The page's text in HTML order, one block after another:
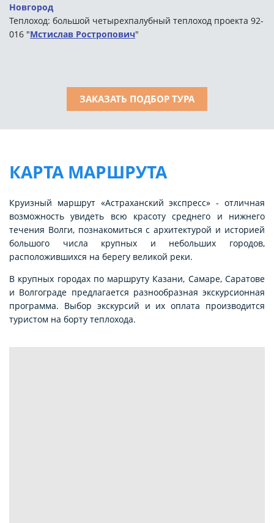
Новгород
Теплоход: большой четырехпалубный теплоход проекта 92-
016 "Мстислав Ростропович"
ЗАКАЗАТЬ ПОДБОР ТУРА
КАРТА МАРШРУТА
Круизный маршрут «Астраханский экспресс» - отличная
возможность увидеть всю красоту среднего и нижнего
течения Волги, познакомиться с архитектурой и историей
большого числа крупных и небольших городов,
расположившихся на берегу великой реки.
В крупных городах по маршруту Казани, Самаре, Саратове
и Волгограде предлагается разнообразная экскурсионная
программа. Выбор экскурсий и их оплата производится
туристом на борту теплохода.